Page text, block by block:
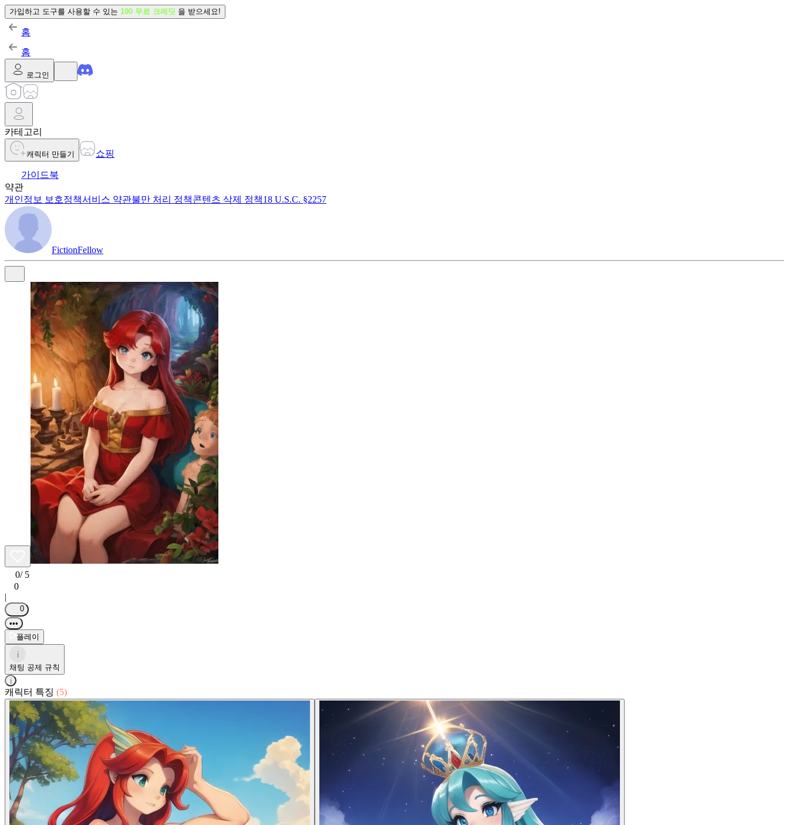
가입하고 도구를 사용할 수 있는 100 무료 크레딧 을 받으세요!
홈
홈
로그인
카테고리
캐릭터 만들기 쇼핑
가이드북
약관
개인정보 보호정책서비스 약관불만 처리 정책콘텐츠 삭제 정책18 U.S.C. §2257
FictionFellow
0/ 5
0
|
0
•••
플레이
i
채팅 공제 규칙
i
캐릭터 특징 (5)